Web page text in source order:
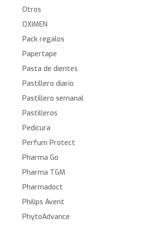
Otros
OXIMEN
Pack regalos
Papertape
Pasta de dientes
Pastillero diario
Pastillero semanal
Pastilleros
Pedicura
Perfum Protect
Pharma Go
Pharma TGM
Pharmadoct
Philips Avent
PhytoAdvance